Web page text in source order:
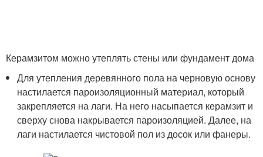
Керамзитом можно утеплять стены или фундамент дома
Для утепления деревянного пола на черновую основу
настилается пароизоляционный материал, который
закрепляется на лаги. На него насыпается керамзит и
сверху снова накрывается пароизоляцией. Далее, на
лаги настилается чистовой пол из досок или фанеры.